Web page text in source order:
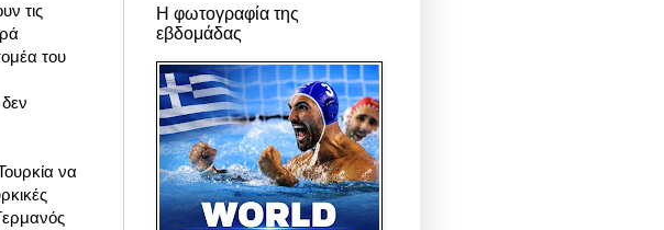
τις
του
να
Η φωτογραφία της
εβδομάδας